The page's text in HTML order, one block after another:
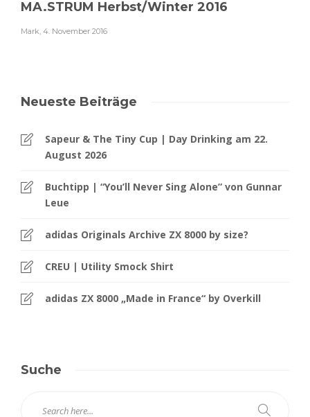
MA.STRUM Herbst/Winter 2016
Mark, 4. November 2016
Neueste Beiträge
Sapeur & The Tiny Cup | Day Drinking am 22.
August 2026
Buchtipp | “You’ll Never Sing Alone” von Gunnar
Leue
adidas Originals Archive ZX 8000 by size?
CREU | Utility Smock Shirt
adidas ZX 8000 „Made in France“ by Overkill
Suche